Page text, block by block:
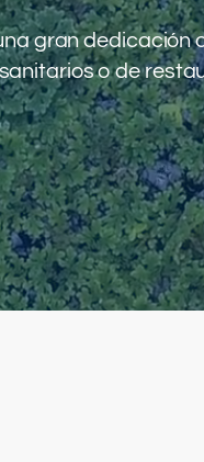
gran dedicación
o de